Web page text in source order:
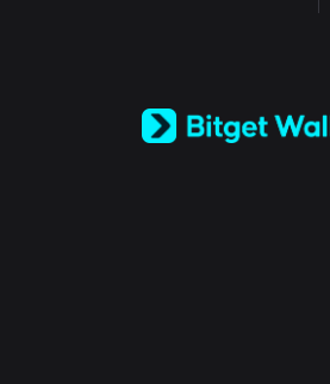
Español (Latinoamérica)